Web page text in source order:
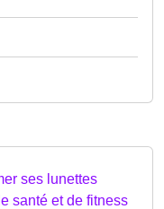
ses lunettes
santé et de fitness